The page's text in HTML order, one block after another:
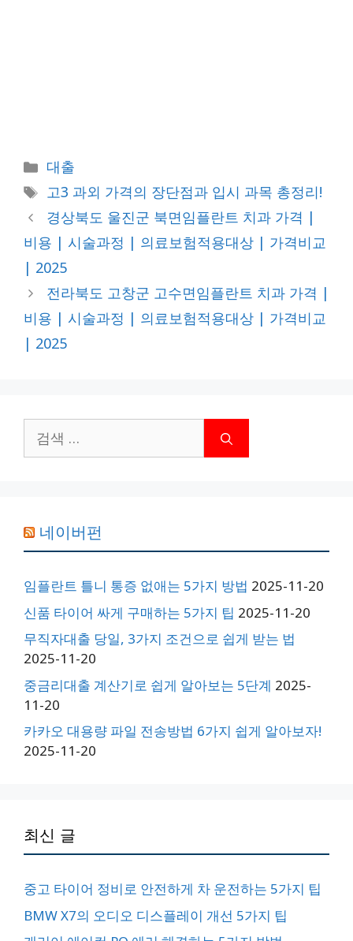
카
테
리
대출
태
그
고3 과외 가격의 장단점과 입시 과목 총정리!
경상북도 울진군 북면임플란트 치과 가격 |
비용 | 시술과정 | 의료보험적용대상 | 가격비교
| 2025
전라북도 고창군 고수면임플란트 치과 가격 |
비용 | 시술과정 | 의료보험적용대상 | 가격비교
| 2025
색:
네이버펀
임플란트 틀니 통증 없애는 5가지 방법 2025-11-20
신품 타이어 싸게 구매하는 5가지 팁 2025-11-20
무직자대출 당일, 3가지 조건으로 쉽게 받는 법
2025-11-20
중금리대출 계산기로 쉽게 알아보는 5단계 2025-
11-20
카카오 대용량 파일 전송방법 6가지 쉽게 알아보자!
2025-11-20
최신 글
중고 타이어 정비로 안전하게 차 운전하는 5가지 팁
BMW X7의 오디오 디스플레이 개선 5가지 팁